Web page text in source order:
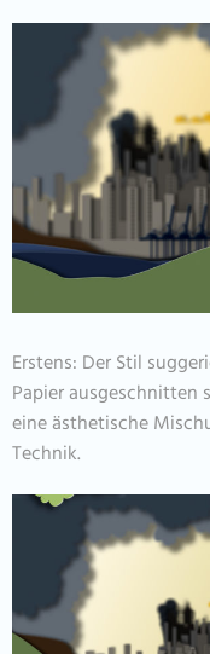
Erstens: Der Stil
Papier ausgeschnitten
eine ästhetische
Technik.